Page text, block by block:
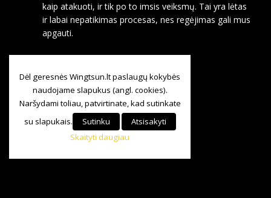
kaip atakuoti, ir tik po to imsis veiksmų. Tai yra lėtas
ir labai nepatikimas procesas, nes regėjimas gali mus
apgauti.
Dėl geresnės Wingtsun.lt paslaugų kokybės
naudojame slapukus (angl. cookies).
Naršydami toliau, patvirtinate, kad sutinkate
su slapukais.
Sutinku
Atsisakyti
Skaityti daugiau